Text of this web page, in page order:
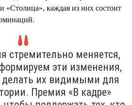
«Столица», каждая из них состоит
стремительно меняется,
эти изменения,
делать их видимыми для
Премия «В кадре»